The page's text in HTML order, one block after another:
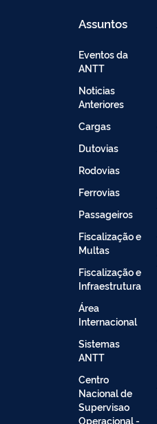
Assuntos
Eventos da
ANTT
Noticias
Anteriores
Cargas
Dutovias
Rodovias
Ferrovias
Passageiros
Fiscalização e
Multas
Fiscalização e
Infraestrutura
Área
Internacional
Sistemas
ANTT
Centro
Nacional de
Supervisao
Operacional -